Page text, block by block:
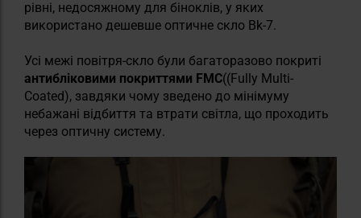
рівні, недосяжному для біноклів, у яких
використано дешевше оптичне скло Bk-7.
Усі межі повітря-скло були багаторазово покриті
антибліковими покриттями FMC((Fully Multi-
Coated), завдяки чому зведено до мінімуму
небажані відбиття та втрати світла, що проходить
через оптичну систему.